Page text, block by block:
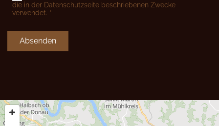
die in der Datenschutzseite beschriebenen Zwecke
verwendet. *